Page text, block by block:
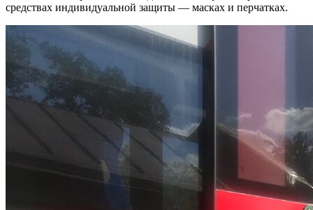
средствах индивидуальной защиты — масках и перчатках.